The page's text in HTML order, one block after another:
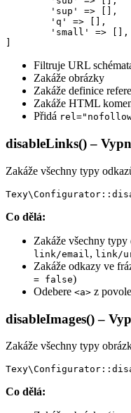
Filtruje URL
Zakáže obrázky
Zakáže definice
Zakáže HTML
Přidá
disableLinks() –
Zakáže všechny typy
Co dělá:
Zakáže všechny typy
link/email , link/
Zakáže odkazy ve
= false)
Odebere <a> z
disableImages() –
Zakáže všechny typy
Co dělá: